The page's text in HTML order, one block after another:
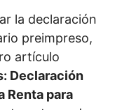
la declaración
preimpreso,
artículo
Declaración
Renta para